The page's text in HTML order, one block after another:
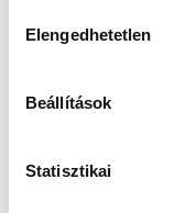
kiválasztása
Elengedhetetlen
Beállítások
Statisztikai